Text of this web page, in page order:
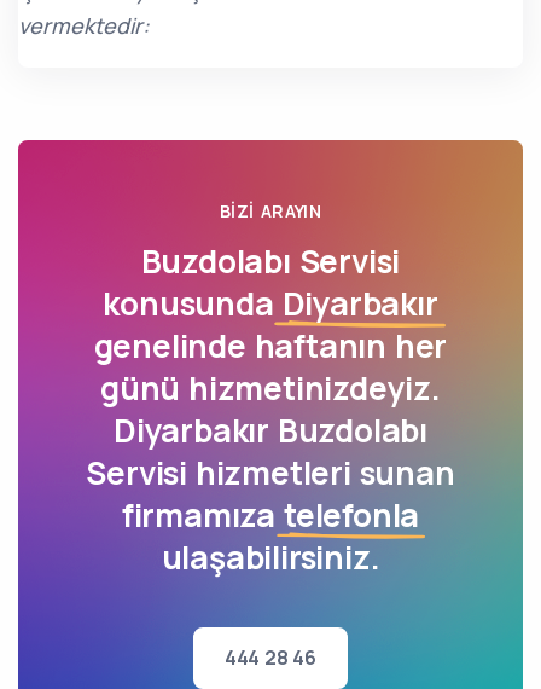
vermektedir:
BIZI ARAYIN
Buzdolabı Servisi
konusunda Diyarbakır
genelinde haftanın her
günü hizmetinizdeyiz.
Diyarbakır Buzdolabı
Servisi hizmetleri sunan
firmamıza telefonla
ulaşabilirsiniz.
444 28 46